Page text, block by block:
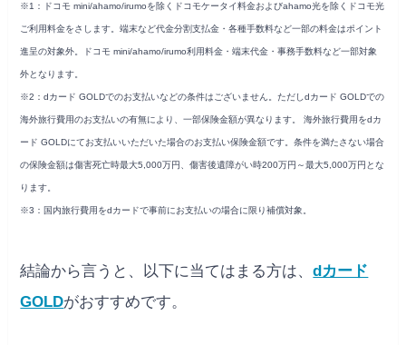
※1：ドコモ mini/ahamo/irumoを除くドコモケータイ料金およびahamo光を除くドコモ光
ご利用料金をさします。端末など代金分割支払金・各種手数料など一部の料金はポイント
進呈の対象外。ドコモ mini/ahamo/irumo利用料金・端末代金・事務手数料など一部対象
外となります。
※2：dカード GOLDでのお支払いなどの条件はございません。ただしdカード GOLDでの
海外旅行費用のお支払いの有無により、一部保険金額が異なります。 海外旅行費用をdカ
ード GOLDにてお支払いいただいた場合のお支払い保険金額です。条件を満たさない場合
の保険金額は傷害死亡時最大5,000万円、傷害後遺障がい時200万円～最大5,000万円とな
ります。
※3：国内旅行費用をdカードで事前にお支払いの場合に限り補償対象。
結論から言うと、以下に当てはまる方は、dカード
GOLDがおすすめです。